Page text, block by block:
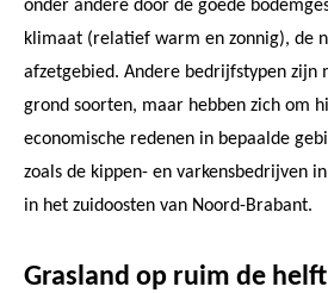
onder andere door de goede
klimaat (relatief warm en zonnig), de
afzetgebied. Andere bedrijfstypen zijn
grond soorten, maar hebben zich om
economische redenen in bepaalde
zoals de kippen- en varkensbedrijven
in het zuidoosten van Noord-Brabant.
Grasland op ruim de